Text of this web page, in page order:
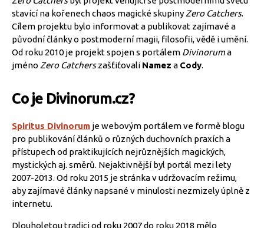
stavící na kořenech chaos magické skupiny Zero Catchers.
Cílem projektu bylo informovat a publikovat zajímavé a
původní články o postmoderní magii, filosofii, vědě i umění.
Od roku 2010 je projekt spojen s portálem Divinoruma
jméno Zero Catcherszašťiťovali Namez a Cody.
Co je Divinorum.cz?
Spiritus Divinorum je webovým portálem ve formě blogu
pro publikování článků o různých duchovních praxích a
přístupech od praktikujících nejrůznějších magických,
mystických aj. směrů. Nejaktivnější byl portál mezi lety
2007-2013. Od roku 2015 je stránka v udržovacím režimu,
aby zajímavé články napsané v minulosti nezmizely úplně z
internetu.
Dlouholetou tradici od roku 2007 do roku 2018 mělo